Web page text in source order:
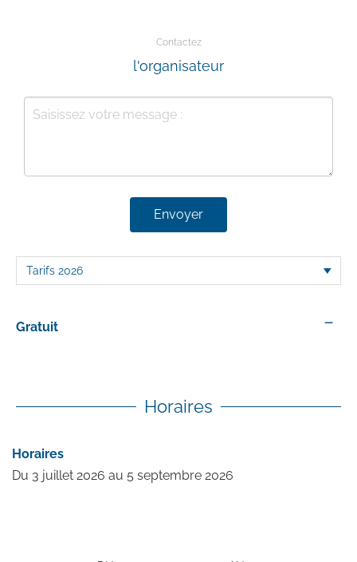
Contactez
l'organisateur
Envoyer
Gratuit —
Horaires
Horaires
Du 3 juillet 2026 au 5 septembre 2026